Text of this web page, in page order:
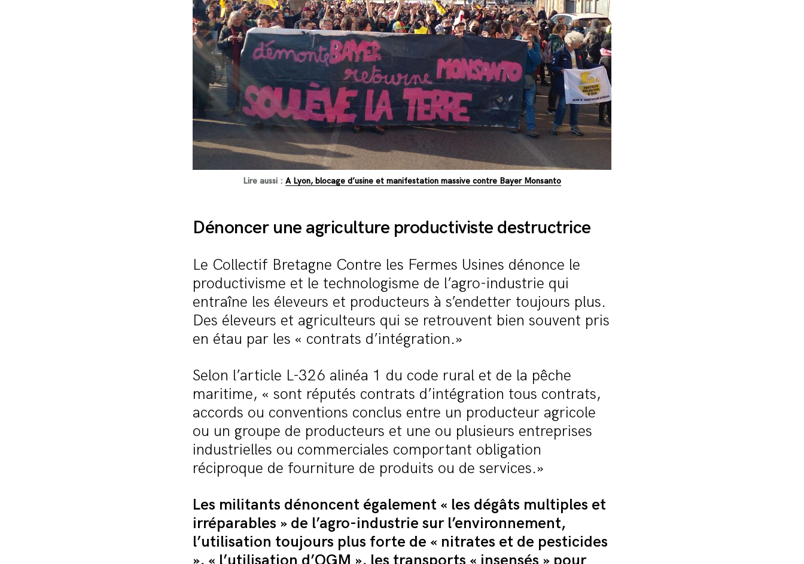
Lire aussi : A Lyon, blocage d’usine et manifestation massive contre Bayer Monsanto
Dénoncer une agriculture productiviste destructrice
Le Collectif Bretagne Contre les Fermes Usines dénonce le
productivisme et le technologisme de l’agro-industrie qui
entraîne les éleveurs et producteurs à s’endetter toujours plus.
Des éleveurs et agriculteurs qui se retrouvent bien souvent pris
en étau par les « contrats d’intégration.»
Selon l’article L-326 alinéa 1 du code rural et de la pêche
maritime, « sont réputés contrats d’intégration tous contrats,
accords ou conventions conclus entre un producteur agricole
ou un groupe de producteurs et une ou plusieurs entreprises
industrielles ou commerciales comportant obligation
réciproque de fourniture de produits ou de services.»
Les militants dénoncent également « les dégâts multiples et
irréparables » de l’agro-industrie sur l’environnement,
l’utilisation toujours plus forte de « nitrates et de pesticides